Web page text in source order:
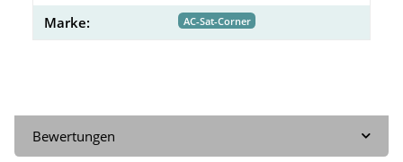
Marke: AC-Sat-Corner
Bewertungen